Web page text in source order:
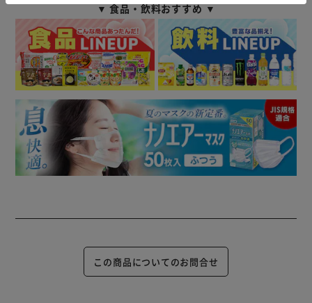
▼ 食品・飲料おすすめ ▼
この商品についてのお問合せ